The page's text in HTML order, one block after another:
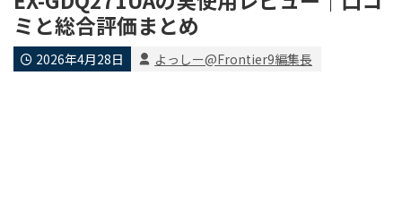
ミと総合評価まとめ
2026年4月28日 よっしー@Frontier9編集長